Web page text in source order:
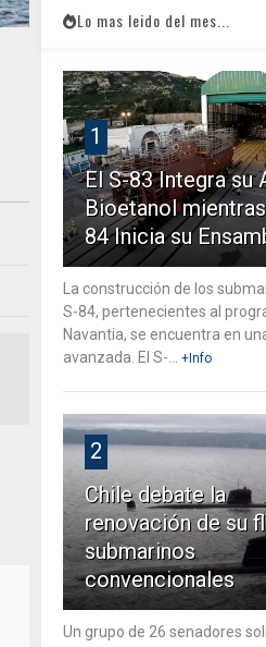
Lo mas leido del mes...
1
El S-83 Integra su
Bioetanol
84 Inicia su
La construcción de los
S-84, pertenecientes al
Navantia, se encuentra en
avanzada. El S-...
+Info
2
Chile debate la
renovación de su
submarinos
convencionales
Un grupo de 26 senadores